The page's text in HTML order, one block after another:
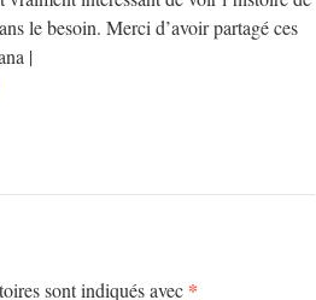
le besoin. Merci d’avoir partagé ces
|
sont indiqués avec *